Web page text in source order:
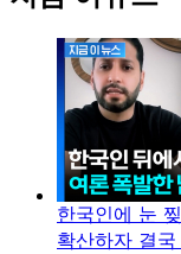
한국인에 눈
확산하자 결